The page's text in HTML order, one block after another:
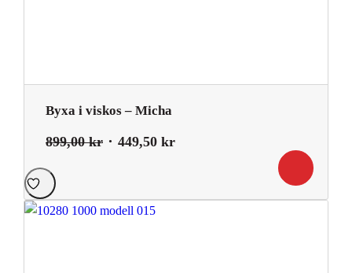
Byxa i viskos – Micha
899,00kr Det
var:
899,00 kr.
449,50 krDet
är: